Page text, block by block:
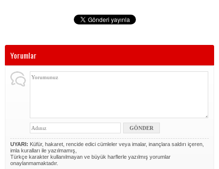
Yorumlar
UYARI: Küfür, hakaret, rencide edici cümleler veya imalar, inançlara saldırı içeren,
imla kuralları ile yazılmamış,
Türkçe karakter kullanılmayan ve büyük harflerle yazılmış yorumlar
onaylanmamaktadır.